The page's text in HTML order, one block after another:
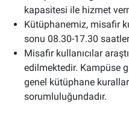
kapasitesi ile hizmet
Kütüphanemiz, misafir
sonu 08.30-17.30
Misafir kullanıcılar
edilmektedir. Kampüse
genel kütüphane
sorumluluğundadır.